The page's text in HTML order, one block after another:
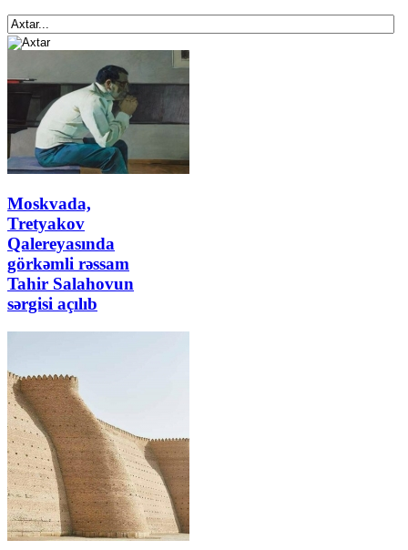
Moskvada,
Tretyakov
Qalereyasında
görkəmli rəssam
Tahir Salahovun
sərgisi açılıb